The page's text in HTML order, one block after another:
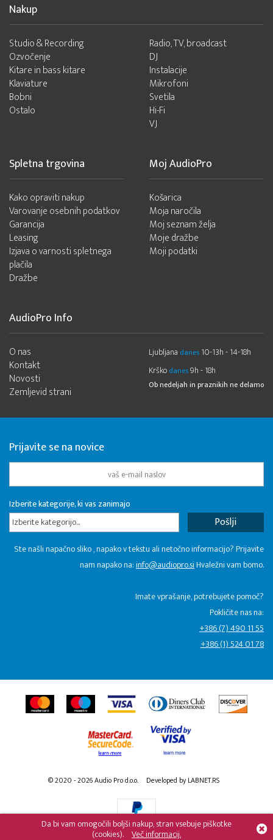
Da bi vam omogočili boljši nakup, stran vsebuje piškotke
(cookies). Več informacij.
Nakup
Studio & Recording
Ozvočenje
Kitare in bass kitare
Klaviature
Bobni
Ostalo
Radio, TV, broadcast
DJ
Instalacije
Mikrofoni
Svetila
Hi-Fi
VJ
Spletna trgovina
Kako opraviti nakup
Varovanje osebnih podatkov
Garancija
Leasing
Izjava o varnosti spletnega
plačila
Dražbe
Moj AudioPro
Košarica
Moja naročila
Moj seznam želja
Moje dražbe
Moji podatki
AudioPro Info
O nas
Kontakt
Novosti
Zemljevid strani
Ljubljana danes 10-13h - 14-18h
Krško danes9h - 18h
Ob nedeljah in praznikih ne delamo
Prijavite se na novice
Izberite kategorije, ki vas zanimajo
Izberite kategorijo...
Ste našli napačno sliko , napako v tekstu ali netočno informacijo? Prijavite
nam napako na:info@audiopro.siHvaležni vam bomo.
Imate vprašanje, potrebujete pomoč?
Pokličite nas na:
+386 (7) 490 11 55
+386 (1) 524 01 78
© 2020 - 2026 Audio Pro d.o.o. Developed by LABNET.RS